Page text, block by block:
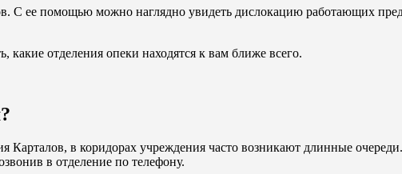
С ее помощью можно наглядно увидеть дислокацию работающих
какие отделения опеки находятся к вам ближе всего.
Карталов, в коридорах учреждения часто возникают длинные
в отделение по телефону.